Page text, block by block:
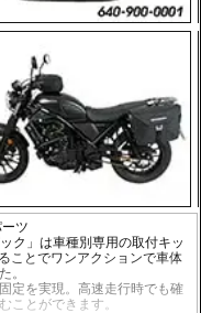
ツ
ク」は車種別専用の取付キッ
ことでワンアクションで車体
。
定を実現。高速走行時でも確
ことができます。